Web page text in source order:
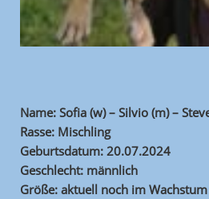
Name: Sofia (w) – Silvio (m) –
Rasse: Mischling
Geburtsdatum: 20.07.2024
Geschlecht: männlich
Größe: aktuell noch im